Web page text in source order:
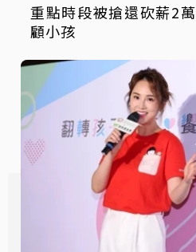
重點時段被搶還砍薪2萬 主播黯然離職回家
顧小孩